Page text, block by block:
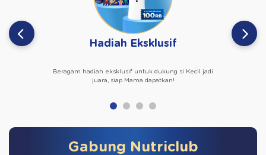
Hadiah Eksklusif
Beragam hadiah eksklusif untuk dukung si Kecil jadi
juara, siap Mama dapatkan!
Gabung Nutriclub